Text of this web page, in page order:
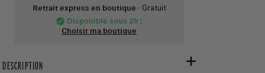
Retrait express en boutique - Gratuit
check_circle Disponible sous 2h :
Choisir ma boutique
DESCRIPTION